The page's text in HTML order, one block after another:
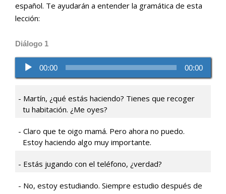
español. Te ayudarán a entender la gramática de esta
lección:
Diálogo 1
Reproductor
de
00:00 00:00
Martín, ¿qué estás haciendo? Tienes que recoger
tu habitación. ¿Me oyes?
Claro que te oigo mamá. Pero ahora no puedo.
Estoy haciendo algo muy importante.
Estás jugando con el teléfono, ¿verdad?
No, estoy estudiando. Siempre estudio después de